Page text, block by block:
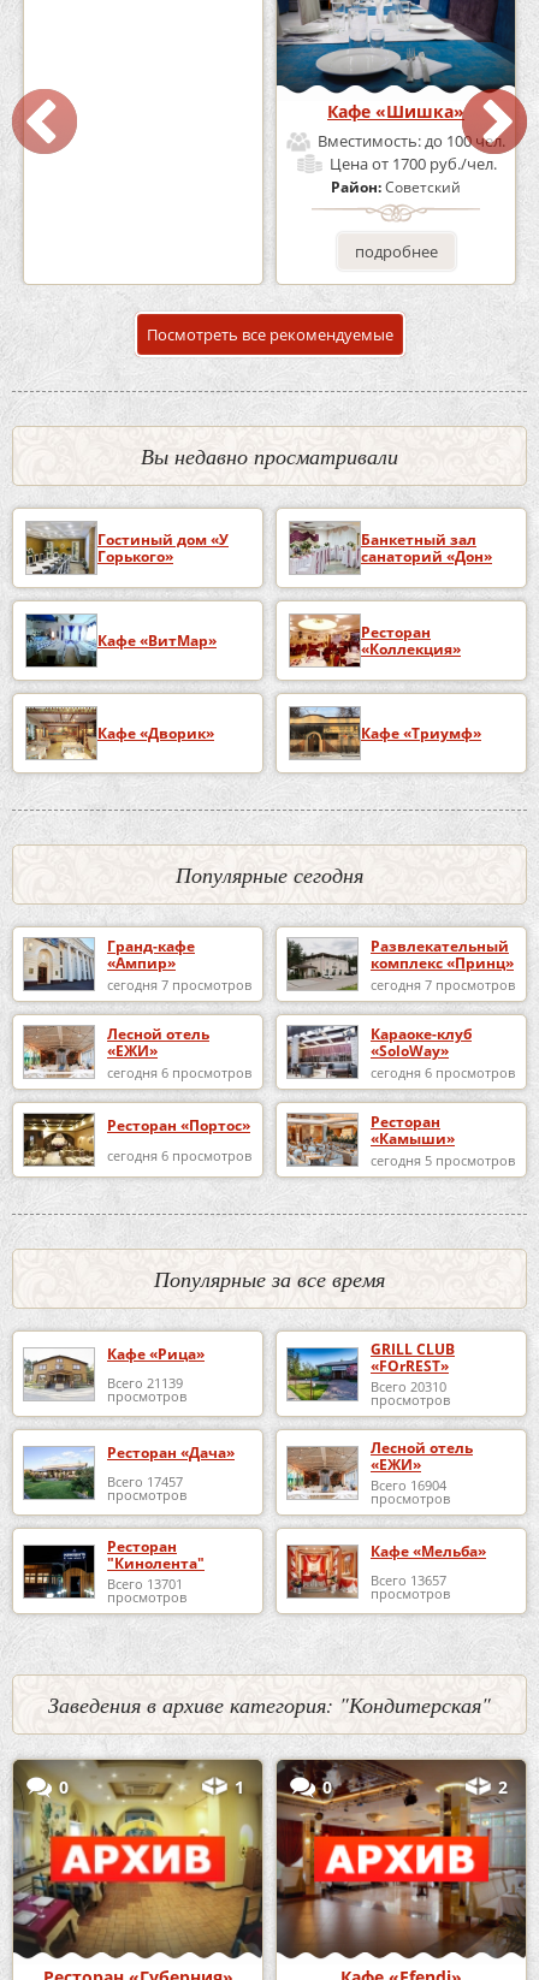
Кафе-Бар Бермуды
Вместимость:
Кафе «Шишка»
Вместимость:до 100 чел.
Ценаот 1700 руб./чел.
Район:Советский
подробнее
Посмотреть все рекомендуемые
Вы недавно просматривали
Гостиный дом «У
Горького»
Банкетный зал
санаторий «Дон»
Кафе «ВитМар»
Ресторан
«Коллекция»
Кафе «Дворик» Кафе «Триумф»
Популярные сегодня
Гранд-кафе
«Ампир»
сегодня 7 просмотров
Развлекательный
комплекс «Принц»
сегодня 7 просмотров
Лесной отель
«ЕЖИ»
сегодня 6 просмотров
Караоке-клуб
«SoloWay»
сегодня 6 просмотров
Ресторан «Портос»
сегодня 6 просмотров
Ресторан
«Камыши»
сегодня 5 просмотров
Популярные за все время
Кафе «Рица»
Всего 21139
просмотров
GRILL CLUB
«FOrREST»
Всего 20310
просмотров
Ресторан «Дача»
Всего 17457
просмотров
Лесной отель
«ЕЖИ»
Всего 16904
просмотров
Ресторан
"Кинолента"
Всего 13701
просмотров
Кафе «Мельба»
Всего 13657
просмотров
Заведения в архиве категория: "Кондитерская"
0 1 0 2